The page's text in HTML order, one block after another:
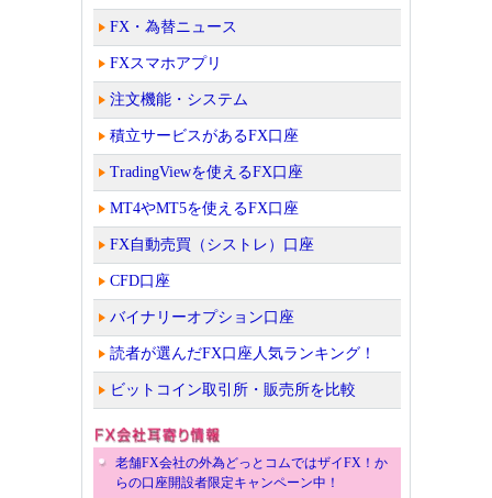
FX・為替ニュース
FXスマホアプリ
注文機能・システム
積立サービスがあるFX口座
TradingViewを使えるFX口座
MT4やMT5を使えるFX口座
FX自動売買（シストレ）口座
CFD口座
バイナリーオプション口座
読者が選んだFX口座人気ランキング！
ビットコイン取引所・販売所を比較
老舗FX会社の外為どっとコムではザイFX！か
らの口座開設者限定キャンペーン中！